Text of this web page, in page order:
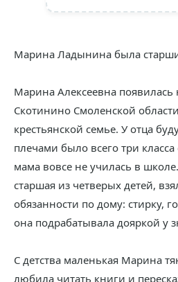
Марина Ладынина была
Марина Алексеевна появилась
Скотинино Смоленской
крестьянской семье. У отца
плечами было всего три
мама вовсе не училась в
старшая из четверых детей,
обязанности по дому: стирку,
она подрабатывала дояркой у
С детства маленькая Марина
любила читать книги и